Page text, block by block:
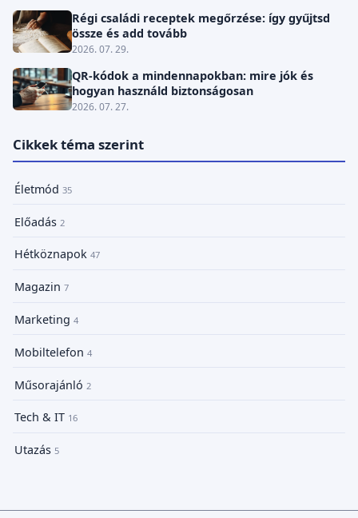
Régi családi receptek megőrzése: így gyűjtsd
össze és add tovább
2026. 07. 29.
QR-kódok a mindennapokban: mire jók és
hogyan használd biztonságosan
2026. 07. 27.
Cikkek téma szerint
Életmód 35
Előadás 2
Hétköznapok 47
Magazin 7
Marketing 4
Mobiltelefon 4
Műsorajánló 2
Tech & IT 16
Utazás 5